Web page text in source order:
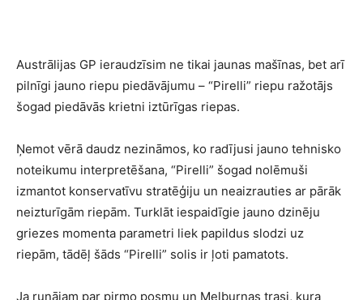
Austrālijas GP ieraudzīsim ne tikai jaunas mašīnas, bet arī
pilnīgi jauno riepu piedāvājumu – “Pirelli” riepu ražotājs
šogad piedāvās krietni iztūrīgas riepas.
Ņemot vērā daudz nezināmos, ko radījusi jauno tehnisko
noteikumu interpretēšana, “Pirelli” šogad nolēmuši
izmantot konservatīvu stratēģiju un neaizrauties ar pārāk
neizturīgām riepām. Turklāt iespaidīgie jauno dzinēju
griezes momenta parametri liek papildus slodzi uz
riepām, tādēļ šāds “Pirelli” solis ir ļoti pamatots.
Ja runājam par pirmo posmu un Melburnas trasi, kura